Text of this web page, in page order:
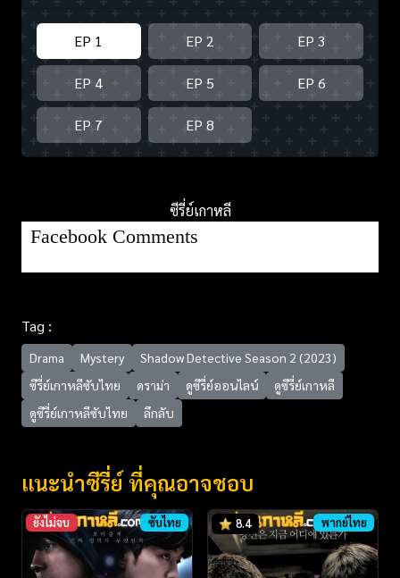
EP 1 EP 2 EP 3
EP 4 EP 5 EP 6
EP 7 EP 8
ซีรี่ย์เกาหลี
Facebook Comments
Tag :
Drama Mystery
Shadow Detective Season 2 (2023)
ซีรี่ย์เกาหลีซับไทย
ดราม่า ดูซีรี่ย์ออนไลน์
ดูซีรี่ย์เกาหลี
ดูซีรี่ย์เกาหลีซับไทย
ลึกลับ
แนะนำซีรี่ย์ ที่คุณอาจชอบ
ยังไม่จบ ซับไทย 8.4 พากย์ไทย